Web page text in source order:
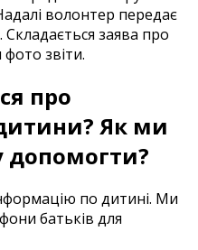
волонтер передає
. Складається заява про
фото звіти.
про
? Як ми
допомогти?
по дитині. Ми
батьків для